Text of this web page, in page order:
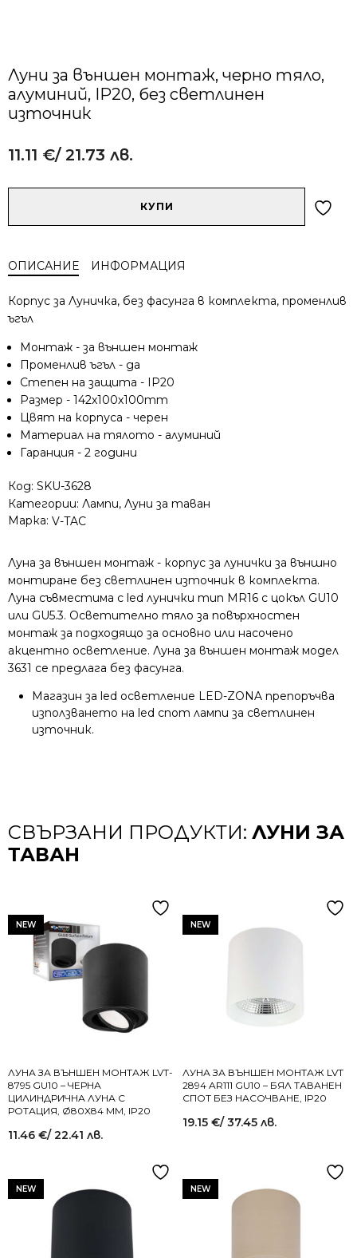
Луни за външен монтаж, черно тяло,
алуминий, IP20, без светлинен
източник
11.11 €/ 21.73 лв.
външен
черно
тяло,
IP20,
без
светлинен
източник
КУПИ
ОПИСАНИЕ ИНФОРМАЦИЯ
Корпус за Луничка, без фасунга в комплекта, променлив
ъгъл
Монтаж - за външен монтаж
Променлив ъгъл - да
Степен на защита - IP20
Размер - 142x100x100mm
Цвят на корпуса - черен
Материал на тялото - алуминий
Гаранция - 2 години
Код: SKU-3628
Категории: Лампи, Луни за таван
Марка: V-TAC
Луна за външен монтаж - корпус за лунички за външно
монтиране без светлинен източник в комплекта.
Луна съвместима с led лунички тип MR16 с цокъл GU10
или GU5.3. Осветително тяло за повърхностен
монтаж за подходящо за основно или насочено
акцентно осветление. Луна за външен монтаж модел
3631 се предлага без фасунга.
Магазин за led осветление LED-ZONA препоръчва
използването на led спот лампи за светлинен
източник.
СВЪРЗАНИ ПРОДУКТИ: ЛУНИ ЗА
ТАВАН
NEW
ЛУНА ЗА ВЪНШЕН МОНТАЖ LVT-
8795 GU10 – ЧЕРНА
ЦИЛИНДРИЧНА ЛУНА С
РОТАЦИЯ, Ø80X84 MM, IP20
11.46 €/ 22.41 лв.
NEW
ЛУНА ЗА ВЪНШЕН МОНТАЖ LVT
2894 AR111 GU10 – БЯЛ ТАВАНЕН
СПОТ БЕЗ НАСОЧВАНЕ, IP20
19.15 €/ 37.45 лв.
NEW NEW